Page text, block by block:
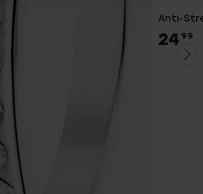
Anti-
24 99